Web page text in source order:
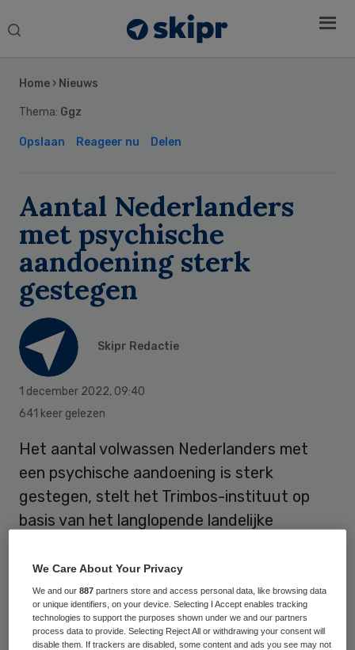
Search
Home › Nieuws
Thema: Ggz
Opslaan Reageer nu Delen
Aantal Nederlanders
met psychische
aandoening sterk
gestegen
Skipr Redactie
1 december 2022, 09:40
641 keer gelezen
Het aantal volwassen Nederlanders met
een psychische aandoening is sterk
gestegen, stelt het Trimbos-instituut op
basis van het langlopende landelijke
in het afgelopen jaar een psychische
stoornis gehad. Dat zijn 3,3 miljoen mensen.
Twaalf jaar geleden ging het nog om minder
dan een op de vijf volwassenen.
Sidebar
We Care About Your Privacy
We and our887 partners store and access personal data, like browsing data
or unique identifiers, on your device. Selecting I Accept enables tracking
technologies to support the purposes shown under we and our partners
process data to provide. Selecting Reject All or withdrawing your consent will
disable them. If trackers are disabled, some content and ads you see may not